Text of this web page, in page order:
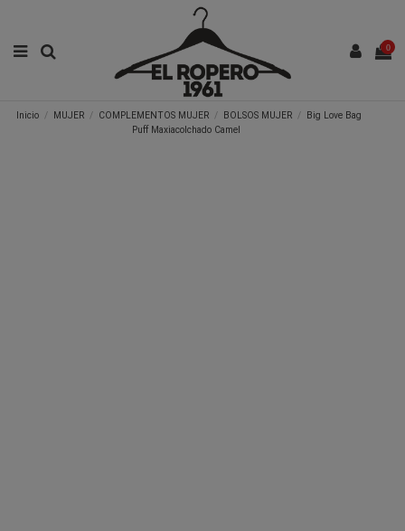
0
Inicio MUJER COMPLEMENTOS MUJER BOLSOS MUJER
Big Love Bag
Puff Maxiacolchado Camel